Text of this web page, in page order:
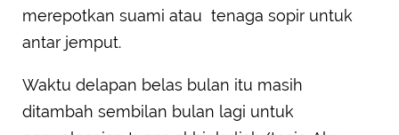
merepotkan suami atau tenaga sopir untuk
antar jemput.
Waktu delapan belas bulan itu masih
ditambah sembilan bulan lagi untuk